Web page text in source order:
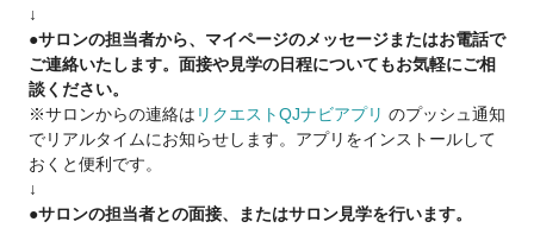
お気軽に相談くださいね。
≪子育て世代に寄り添います≫
〇産後復帰もあなたのペースでOK
復帰後、時短勤務・準社員・フリーランス・パートなど
様々な働き方ができます！
〇男性育休社員も在籍中！
店長クラスの男性スタッフも育休取得しています♪
↓
●サロンの担当者から、マイページのメッセージまたはお電話で
ご連絡いたします。面接や見学の日程についてもお気軽にご相
談ください。
※サロンからの連絡は リクエストQJナビアプリ のプッシュ通知
でリアルタイムにお知らせします。アプリをインストールして
おくと便利です。
↓
●サロンの担当者との面接、またはサロン見学を行います。